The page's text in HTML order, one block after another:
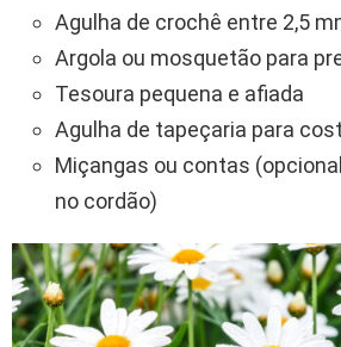
Agulha de crochê entre 2,5
Argola ou mosquetão para
Tesoura pequena e afiada
Agulha de tapeçaria para
Miçangas ou contas
no cordão)